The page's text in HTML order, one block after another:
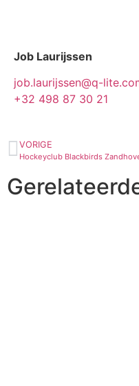
Job Laurijssen
job.laurijssen@q-
+32 498 87 30 21
VORIGE
Hockeyclub Blackbirds